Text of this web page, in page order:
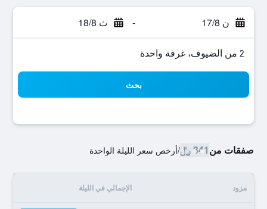
ن 17/8 - ث 18/8
2 من الضيوف، غرفة واحدة
بحث
صفقات من341 ﷼ /أرخص سعر الليلة الواحدة
مزود الإجمالي في الليلة